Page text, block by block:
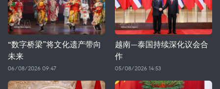
“数字桥梁”将文化遗产带向
未来
06/08/2026 09:47
越南—泰国持续深化议会合
作
05/08/2026 14:53